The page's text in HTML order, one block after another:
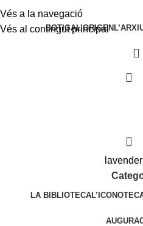
Vés a la navegació
Vés al contingut principal
BOTIGAL’ORIGEN
LA BIBLIOTECA